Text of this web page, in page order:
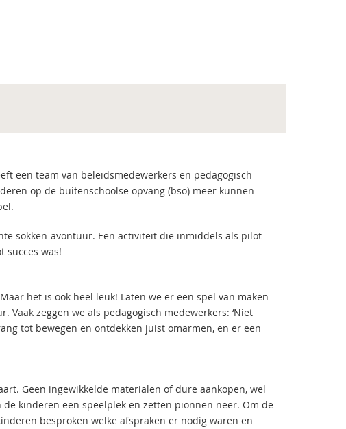
een team van beleidsmedewerkers en pedagogisch
op de buitenschoolse opvang (bso) meer kunnen
sokken-avontuur. Een activiteit die inmiddels als pilot
succes was!
het is ook heel leuk! Laten we er een spel van maken
zeggen we als pedagogisch medewerkers: ‘Niet
tot bewegen en ontdekken juist omarmen, en er een
Geen ingewikkelde materialen of dure aankopen, wel
kinderen een speelplek en zetten pionnen neer. Om de
besproken welke afspraken er nodig waren en